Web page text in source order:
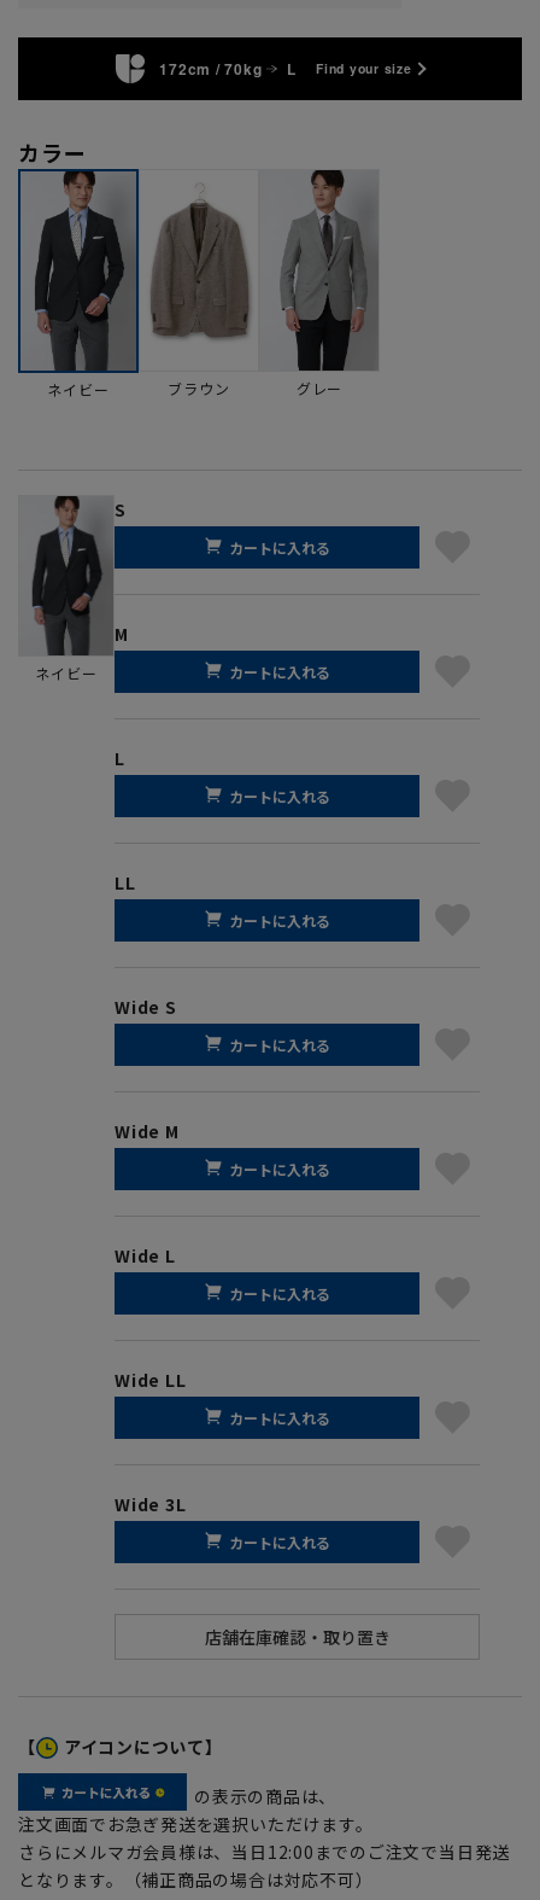
172cm / 70kg L Find your size
カラー
ネイビー ブラウン グレー
ネイビー
S
カートに入れる
M
カートに入れる
L
カートに入れる
LL
カートに入れる
Wide S
カートに入れる
Wide M
カートに入れる
Wide L
カートに入れる
Wide LL
カートに入れる
Wide 3L
カートに入れる
【 アイコンについて】
の表示の商品は、
注文画面でお急ぎ発送を選択いただけます。
さらにメルマガ会員様は、当日12:00までのご注文で当日発送
となります。（補正商品の場合は対応不可）